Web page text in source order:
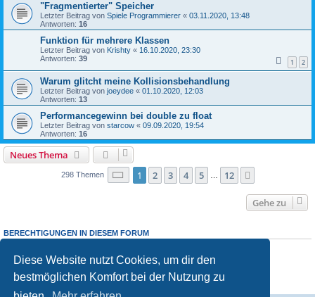
Diese Website nutzt Cookies, um dir den
bestmöglichen Komfort bei der Nutzung zu
"Fragmentierter" Speicher
Letzter Beitrag von Spiele Programmierer « 03.11.2020, 13:48
Antworten: 16
Funktion für mehrere Klassen
Letzter Beitrag von Krishty « 16.10.2020, 23:30
Antworten: 39 1 2
Warum glitcht meine Kollisionsbehandlung
Letzter Beitrag von joeydee « 01.10.2020, 12:03
Antworten: 13
Performancegewinn bei double zu float
Letzter Beitrag von starcow « 09.09.2020, 19:54
Antworten: 16
Neues Thema
298 Themen Seite 1von 12
1 2 3 4 5 12
Gehe zu
BERECHTIGUNGEN IN DIESEM FORUM
Du darfst keineAntworten zu Themen in diesem Forum erstellen.
Du darfst deine Beiträge in diesem Forumnichtändern.
Du darfst deine Beiträge in diesem Forum nicht löschen.
keine